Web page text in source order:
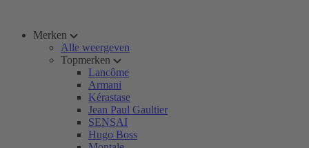
Merken
Alle weergeven
Topmerken
Lancôme
Armani
Kérastase
Jean Paul Gaultier
SENSAI
Hugo Boss